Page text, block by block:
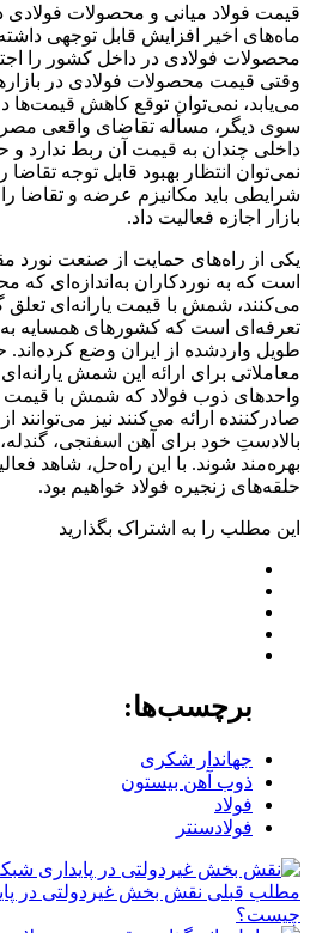
قیمت فولاد میانی و محصولات فولادی
ماه‌های اخیر افزایش قابل توجهی
محصولات فولادی در داخل کشور را
وقتی قیمت محصولات فولادی در
می‌یابد، نمی‌توان توقع کاهش قیمت‌ها
سوی دیگر، مسأله تقاضای واقعی
داخلی چندان به قیمت آن ربط ندارد و
نمی‌توان انتظار بهبود قابل توجه
شرایطی باید مکانیزم عرضه و تقاضا
بازار اجازه فعالیت داد.
یکی از راه‌های حمایت از صنعت نورد
است که به نوردکاران به‌اندازه‌ای که
می‌کنند، شمش با قیمت یارانه‌ای تعلق
تعرفه‌ای است که کشورهای همسایه
طویل واردشده از ایران وضع کرده‌اند.
معاملاتی برای ارائه این شمش
واحدهای ذوب فولاد که شمش با قیمت
صادرکننده ارائه می‌کنند نیز می‌توانند
بالادستِ خود برای آهن اسفنجی،
بهره‌مند شوند. با این راه‌حل، شاهد
حلقه‌های زنجیره فولاد خواهیم بود.
این مطلب را به اشتراک بگذارید
برچسب‌ها:
جهاندار شکری
ذوب آهن بیستون
فولاد
فولادسنتر
مطلب قبلی نقش‌ بخش غیردولتی در
چیست؟